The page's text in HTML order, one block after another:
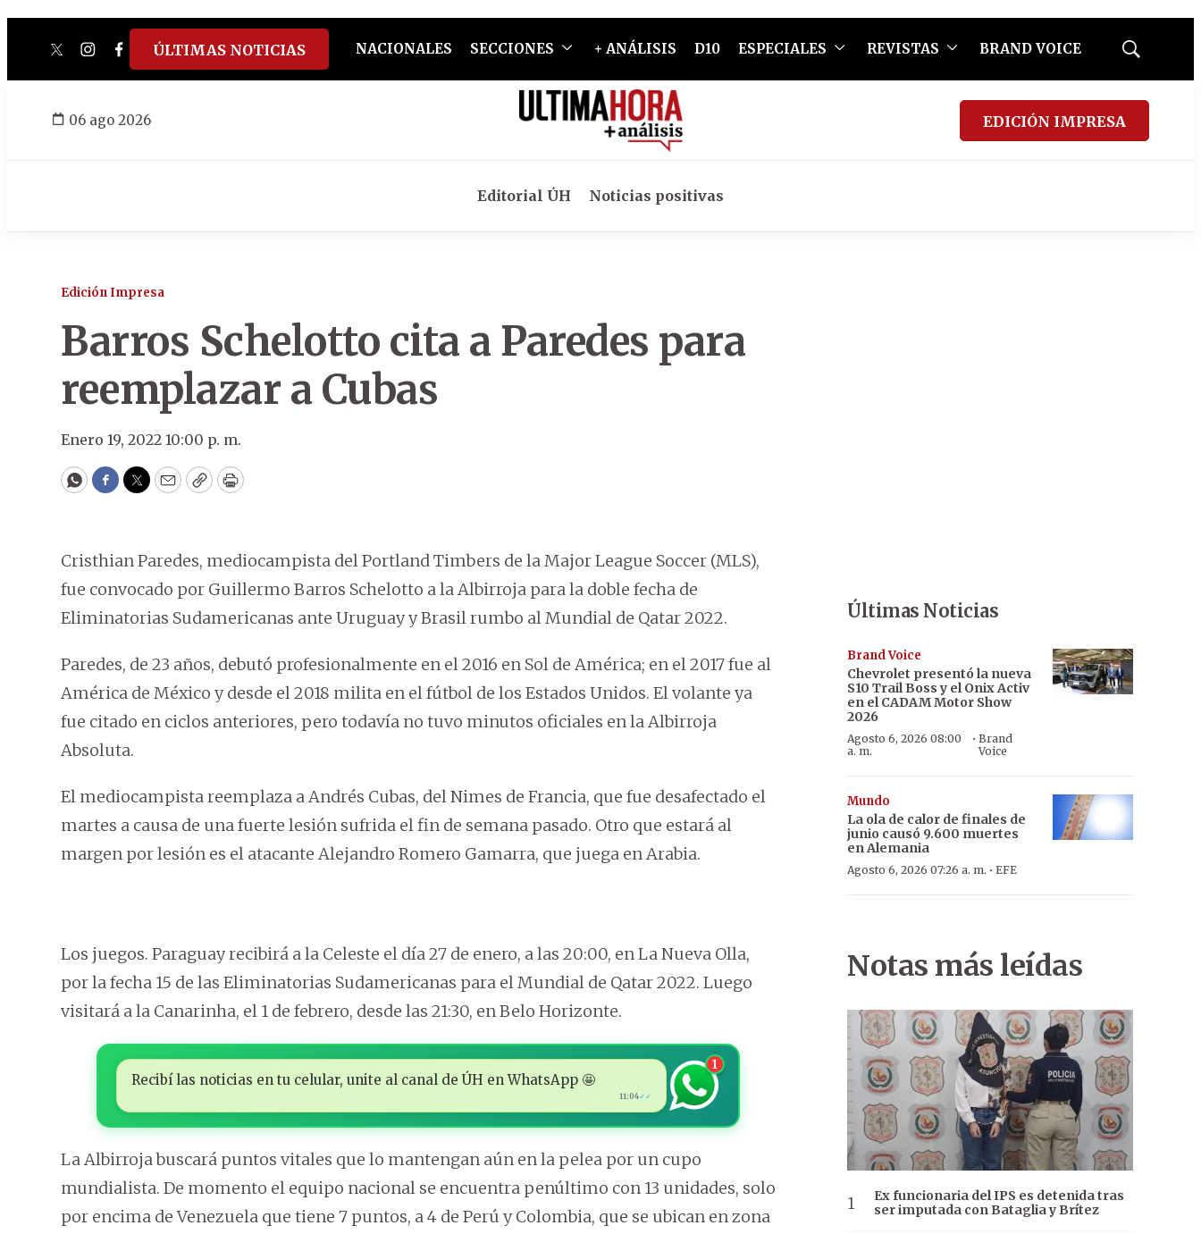
twitterinstagram
facebook
tiktokyoutube
spotify
ÚLTIMAS NOTICIAS NACIONALES SECCIONES + ANÁLISIS D10 ESPECIALES REVISTAS BRAND VOICE
Mostrar
06 ago 2026 EDICIÓN IMPRESA
Editorial ÚH Noticias positivas
Edición Impresa
Barros Schelotto cita a Paredes para
reemplazar a Cubas
Enero 19, 2022 10:00 p. m.
WhatsApp
Facebook
Twitter
EmailCopyPrint
Cristhian Paredes, mediocampista del Portland Timbers de la Major League Soccer (MLS),
fue convocado por Guillermo Barros Schelotto a la Albirroja para la doble fecha de
Eliminatorias Sudamericanas ante Uruguay y Brasil rumbo al Mundial de Qatar 2022.
Paredes, de 23 años, debutó profesionalmente en el 2016 en Sol de América; en el 2017 fue al
América de México y desde el 2018 milita en el fútbol de los Estados Unidos. El volante ya
fue citado en ciclos anteriores, pero todavía no tuvo minutos oficiales en la Albirroja
Absoluta.
El mediocampista reemplaza a Andrés Cubas, del Nimes de Francia, que fue desafectado el
martes a causa de una fuerte lesión sufrida el fin de semana pasado. Otro que estará al
margen por lesión es el atacante Alejandro Romero Gamarra, que juega en Arabia.
Los juegos. Paraguay recibirá a la Celeste el día 27 de enero, a las 20:00, en La Nueva Olla,
por la fecha 15 de las Eliminatorias Sudamericanas para el Mundial de Qatar 2022. Luego
visitará a la Canarinha, el 1 de febrero, desde las 21:30, en Belo Horizonte.
Recibí las noticias en tu celular, unite al canal de ÚH en WhatsApp 🤩
11:04✓✓
1
La Albirroja buscará puntos vitales que lo mantengan aún en la pelea por un cupo
mundialista. De momento el equipo nacional se encuentra penúltimo con 13 unidades, solo
por encima de Venezuela que tiene 7 puntos, a 4 de Perú y Colombia, que se ubican en zona
Últimas Noticias
Brand Voice
Chevrolet presentó la nueva
S10 Trail Boss y el Onix Activ
en el CADAM Motor Show
2026
Agosto 6, 2026 08:00
a. m.
·Brand
Voice
Mundo
La ola de calor de finales de
junio causó 9.600 muertes
en Alemania
Agosto 6, 2026 07:26 a. m. · EFE
Notas más leídas
Ex funcionaria del IPS es detenida tras
ser imputada con Bataglia y Brítez